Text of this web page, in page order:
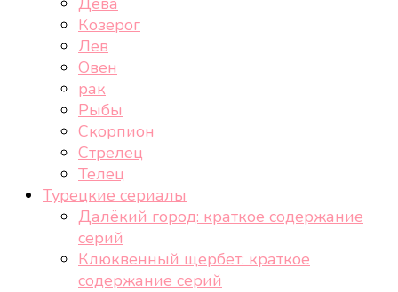
Козерог
Лев
Овен
рак
Рыбы
Скорпион
Стрелец
Телец
Турецкие сериалы
Далёкий город: краткое содержание
серий
Клюквенный щербет: краткое
содержание серий